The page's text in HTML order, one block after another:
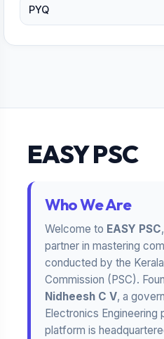
PYQ
EASY PSC
Who We Are
Welcome to EASY PSC
partner in mastering
conducted by the
Commission (PSC).
Nidheesh C V, a
Electronics Engineering
platform is